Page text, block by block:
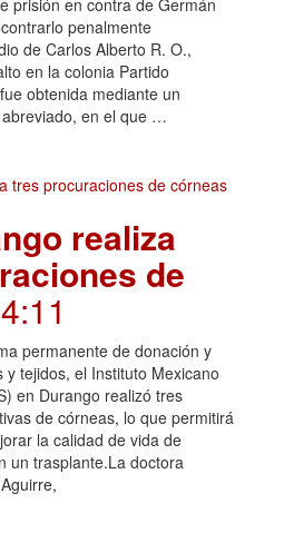
penalmente
de Carlos Alberto R. O.,
en la colonia Partido
obtenida mediante un
en el que …
realiza
de
permanente de donación y
tejidos, el Instituto Mexicano
en Durango realizó tres
de córneas, lo que permitirá
la calidad de vida de
un trasplante.La doctora